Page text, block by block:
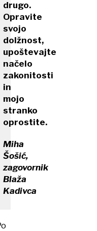
drugo.
Opravite
svojo
dolžnost,
upoštevajte
načelo
zakonitosti
in
mojo
stranko
oprostite.
Miha
Šošić,
zagovornik
Blaža
Kadivca